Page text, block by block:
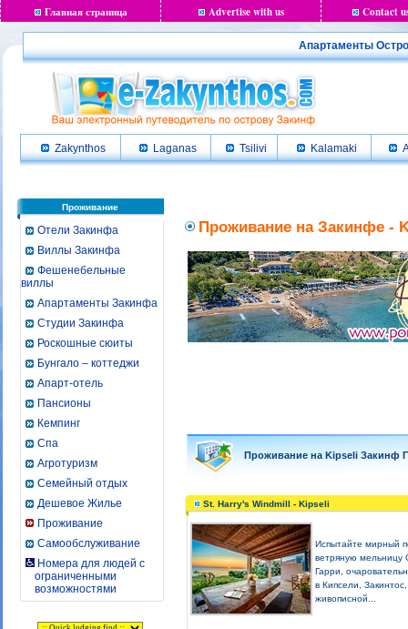
Главная страница Advertise with us Contact
Апартаменты
Zakynthos Laganas Tsilivi Kalamaki
Проживание
Отели Закинфа
Виллы Закинфа
Фешенебельные
виллы
Апартаменты Закинфа
Студии Закинфа
Роскошные сюиты
Бунгало – коттеджи
Апарт-отель
Пансионы
Кемпинг
Спа
Агротуризм
Семейный отдых
Дешевое Жилье
Проживание
Самообслуживание
Номера для людей с
ограниченными
возможностями
Проживание на Закинфе -
Проживание на Kipseli Закинф
St. Harry's Windmill - Kipseli
Испытайте мирный
ветряную мельницу
Гарри,
в Кипсели, Закинтос,
живописной...